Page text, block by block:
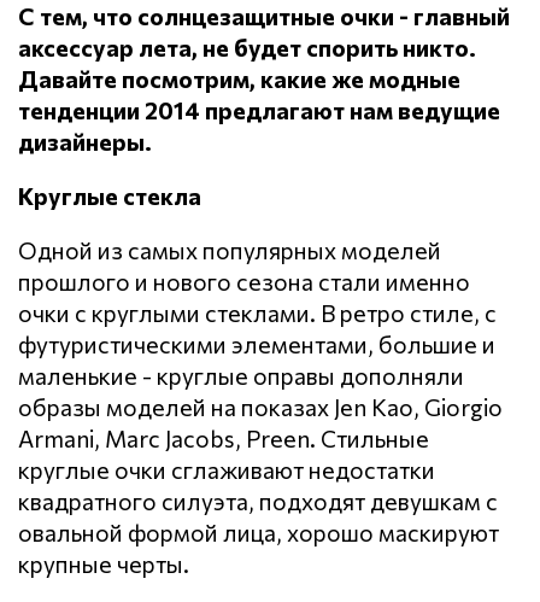
С тем, что солнцезащитные очки - главный
аксессуар лета, не будет спорить никто.
Давайте посмотрим, какие же модные
тенденции 2014 предлагают нам ведущие
дизайнеры.
Круглые стекла
Одной из самых популярных моделей
прошлого и нового сезона стали именно
очки с круглыми стеклами. В ретро стиле, с
футуристическими элементами, большие и
маленькие - круглые оправы дополняли
образы моделей на показах Jen Kao, Giorgio
Armani, Marc Jacobs, Preen. Стильные
круглые очки сглаживают недостатки
квадратного силуэта, подходят девушкам с
овальной формой лица, хорошо маскируют
крупные черты.